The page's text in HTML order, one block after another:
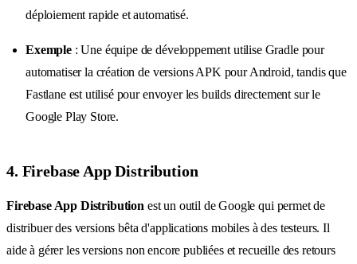
déploiement rapide et automatisé.
Exemple: Une équipe de développement utilise Gradle pour
automatiser la création de versions APK pour Android, tandis que
Fastlane est utilisé pour envoyer les builds directement sur le
Google Play Store.
4. Firebase App Distribution
Firebase App Distribution est un outil de Google qui permet de
distribuer des versions bêta d'applications mobiles à des testeurs. Il
aide à gérer les versions non encore publiées et recueille des retours